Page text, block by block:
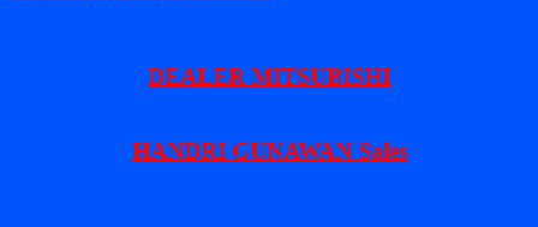
DEALER MITSUBISHI
HANDRI GUNAWAN Sales